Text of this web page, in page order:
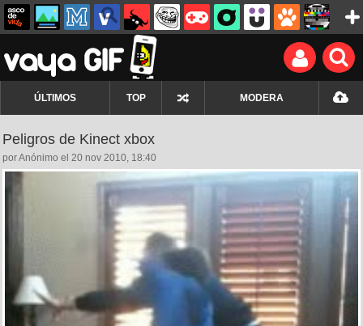
ÚLTIMOS TOP MODERA
Peligros de Kinect xbox
por Anónimo el 20 nov 2010, 18:40